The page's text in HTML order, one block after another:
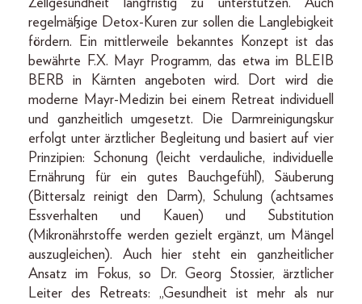
Zellgesundheit langfristig zu unterstützen. Auch
regelmäßige Detox-Kuren zur sollen die Langlebigkeit
fördern. Ein mittlerweile bekanntes Konzept ist das
bewährte F.X. Mayr Programm, das etwa im BLEIB
BERB in Kärnten angeboten wird. Dort wird die
moderne Mayr-Medizin bei einem Retreat individuell
und ganzheitlich umgesetzt. Die Darmreinigungskur
erfolgt unter ärztlicher Begleitung und basiert auf vier
Prinzipien: Schonung (leicht verdauliche, individuelle
Ernährung für ein gutes Bauchgefühl), Säuberung
(Bittersalz reinigt den Darm), Schulung (achtsames
Essverhalten und Kauen) und Substitution
(Mikronährstoffe werden gezielt ergänzt, um Mängel
auszugleichen). Auch hier steht ein ganzheitlicher
Ansatz im Fokus, so Dr. Georg Stossier, ärztlicher
Leiter des Retreats: „Gesundheit ist mehr als nur